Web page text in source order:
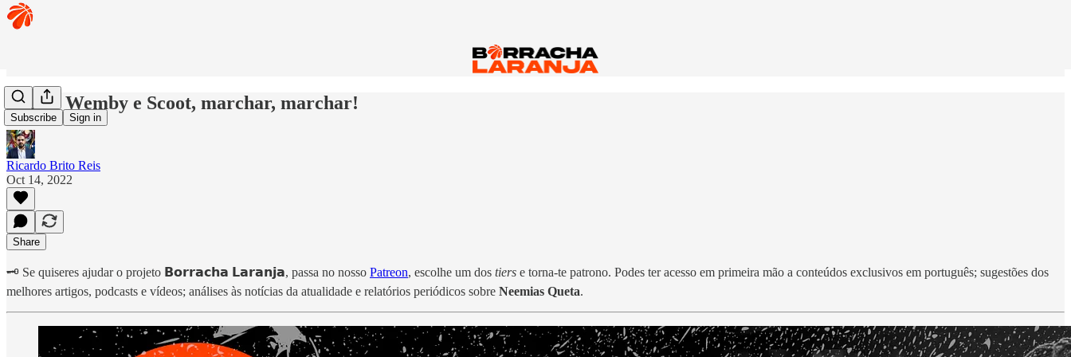
Subscribe Sign in
🏀 Por Wemby e Scoot, marchar, marchar!
Ricardo Brito Reis
Oct 14, 2022
Share
🗝️ Se quiseres ajudar o projeto 𝗕𝗼𝗿𝗿𝗮𝗰𝗵𝗮 𝗟𝗮𝗿𝗮𝗻𝗷𝗮, passa no nosso Patreon, escolhe um dos tiers e torna-te patrono. Podes ter acesso em primeira mão a conteúdos exclusivos em português; sugestões dos
melhores artigos, podcasts e vídeos; análises às notícias da atualidade e relatórios periódicos sobre Neemias Queta.